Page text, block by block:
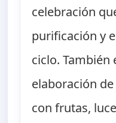
celebración
purificación y
ciclo. También
elaboración
con frutas,